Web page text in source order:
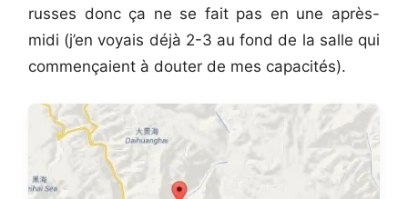
russes donc ça ne se fait pas en une après-
midi (j’en voyais déjà 2-3 au fond de la salle qui
commençaient à douter de mes capacités).